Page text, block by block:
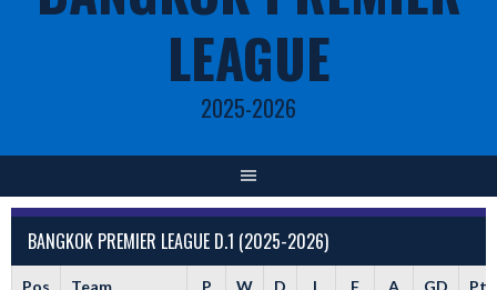
LEAGUE
2025-2026
BANGKOK PREMIER LEAGUE D.1 (2025-2026)
Pos Team P W D L F A GD Pts